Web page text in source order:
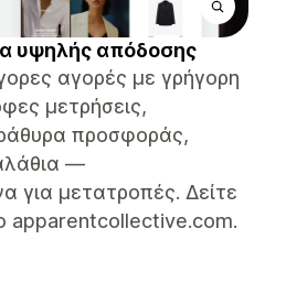
υψηλής απόδοσης
αγορές με γρήγορη
μετρήσεις,
προσφοράς,
—
για μετατροπές. Δείτε
apparentcollective.com.